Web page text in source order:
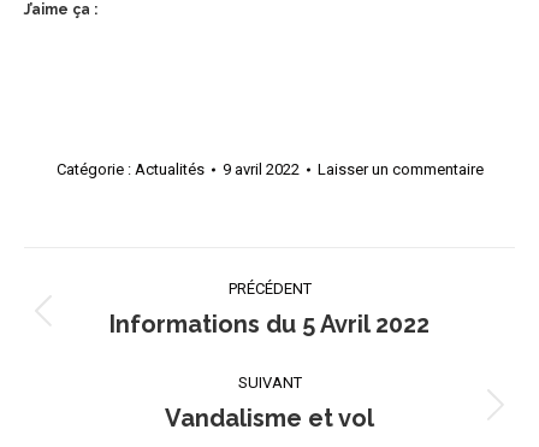
J’aime ça :
Catégorie : Actualités 9 avril 2022 Laisser un commentaire
Navigation
article
PRÉCÉDENT
Article
:
Informations du 5 Avril 2022
SUIVANT
Article
Vandalisme et vol